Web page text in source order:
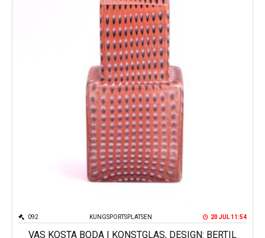
KUNGSPORTSPLATSEN
092 20 JUL 11:54
VAS KOSTA BODA I KONSTGLAS, DESIGN: BERTIL